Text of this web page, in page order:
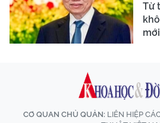
Từ
mới
CƠ QUAN CHỦ QUẢN: LIÊN HIỆP